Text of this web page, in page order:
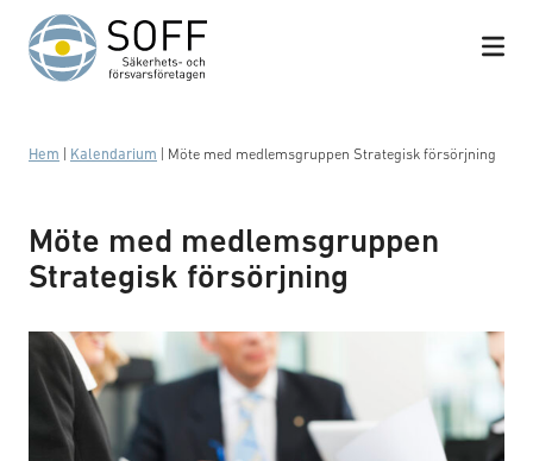
Hoppa till innehåll
Hem Kalendarium Möte med medlemsgruppen Strategisk försörjning
Möte med medlemsgruppen
Strategisk försörjning
Business meeting with work on contract